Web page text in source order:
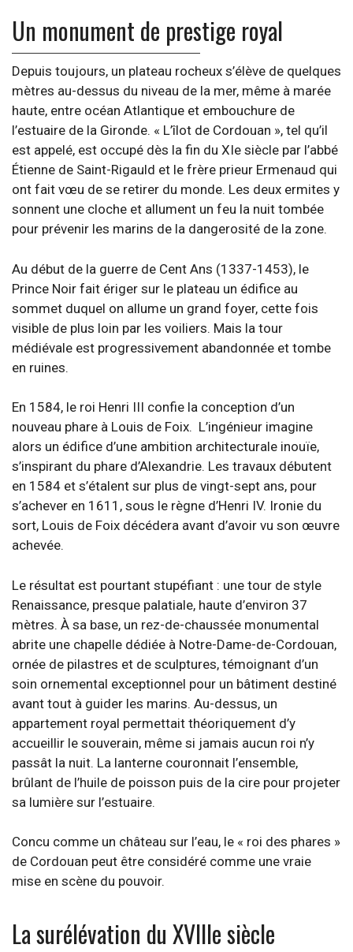
Un monument de prestige royal
Depuis toujours, un plateau rocheux s’élève de quelques
mètres au-dessus du niveau de la mer, même à marée
haute, entre océan Atlantique et embouchure de
l’estuaire de la Gironde. « L’îlot de Cordouan », tel qu’il
est appelé, est occupé dès la fin du XIe siècle par l’abbé
Étienne de Saint-Rigauld et le frère prieur Ermenaud qui
ont fait vœu de se retirer du monde. Les deux ermites y
sonnent une cloche et allument un feu la nuit tombée
pour prévenir les marins de la dangerosité de la zone.
Au début de la guerre de Cent Ans (1337-1453), le
Prince Noir fait ériger sur le plateau un édifice au
sommet duquel on allume un grand foyer, cette fois
visible de plus loin par les voiliers. Mais la tour
médiévale est progressivement abandonnée et tombe
en ruines.
En 1584, le roi Henri III confie la conception d’un
nouveau phare à Louis de Foix. L’ingénieur imagine
alors un édifice d’une ambition architecturale inouïe,
s’inspirant du phare d’Alexandrie. Les travaux débutent
en 1584 et s’étalent sur plus de vingt-sept ans, pour
s’achever en 1611, sous le règne d’Henri IV. Ironie du
sort, Louis de Foix décédera avant d’avoir vu son œuvre
achevée.
Le résultat est pourtant stupéfiant : une tour de style
Renaissance, presque palatiale, haute d’environ 37
mètres. À sa base, un rez-de-chaussée monumental
abrite une chapelle dédiée à Notre-Dame-de-Cordouan,
ornée de pilastres et de sculptures, témoignant d’un
soin ornemental exceptionnel pour un bâtiment destiné
avant tout à guider les marins. Au-dessus, un
appartement royal permettait théoriquement d’y
accueillir le souverain, même si jamais aucun roi n’y
passât la nuit. La lanterne couronnait l’ensemble,
brûlant de l’huile de poisson puis de la cire pour projeter
sa lumière sur l’estuaire.
Concu comme un château sur l’eau, le « roi des phares »
de Cordouan peut être considéré comme une vraie
mise en scène du pouvoir.
La surélévation du XVIIIe siècle